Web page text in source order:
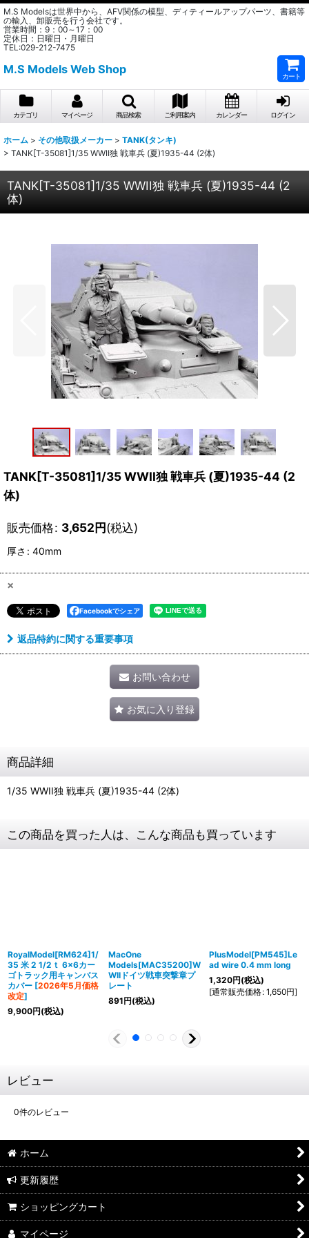
M.S Modelsは世界中から、AFV関係の模型、ディティールアップパーツ、書籍等
の輸入、卸販売を行う会社です。
営業時間：9：00～17：00
定休日：日曜日・月曜日
TEL:029-212-7475
M.S Models Web Shop
カート
カテゴリ マイページ 商品検索 ご利用案内 カレンダー ログイン
ホーム > その他取扱メーカー > TANK(タンキ)
> TANK[T-35081]1/35 WWII独 戦車兵 (夏)1935-44 (2体)
TANK[T-35081]1/35 WWII独 戦車兵 (夏)1935-44 (2
体)
TANK[T-35081]1/35 WWII独 戦車兵 (夏)1935-44 (2
体)
販売価格: 3,652円(税込)
厚さ : 40mm
×
Facebookでシェア
返品特約に関する重要事項
お問い合わせ
お気に入り登録
商品詳細
1/35 WWII独 戦車兵 (夏)1935-44 (2体)
この商品を買った人は、こんな商品も買っています
RoyalModel[RM624]1/
35 米 2 1/2ｔ 6x6カー
ゴトラック用キャンバス
カバー [2026年5月価格
改定]
9,900円(税込)
MacOne
Models[MAC35200]W
WIIドイツ戦車突撃章プ
レート
891円(税込)
PlusModel[PM545]Le
ad wire 0.4 mm long
1,320円(税込)
[通常販売価格: 1,650円]
レビュー
0件のレビュー
ホーム
更新履歴
ショッピングカート
マイページ